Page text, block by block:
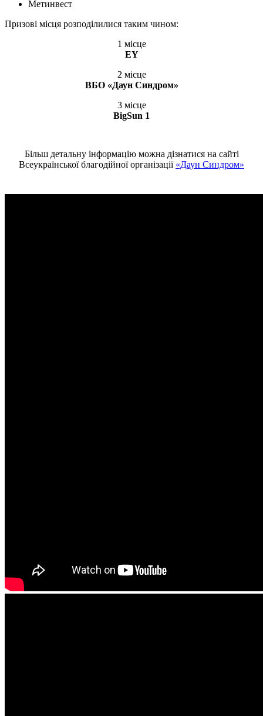
Метинвест
Призові місця розподілилися таким чином:
1 місце
EY
2 місце
ВБО «Даун Синдром»
3 місце
BigSun 1
Більш детальну інформацію можна дізнатися на сайті
Всеукраїнської благодійної організації «Даун Синдром»